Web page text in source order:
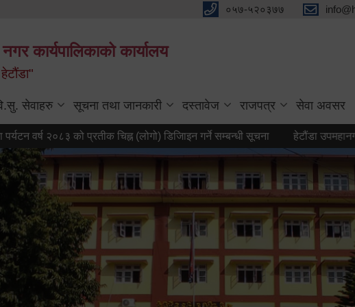
०५७-५२०३७७
कार्यपालिकाको कार्यालय
सेवाहरु सूचना तथा जानकारी दस्तावेज राजपत्र सेवा अवसर
२०८३ को प्रतीक चिह्न (लोगो) डिजिाइन गर्ने सम्बन्धी सूचना हेटौंडा